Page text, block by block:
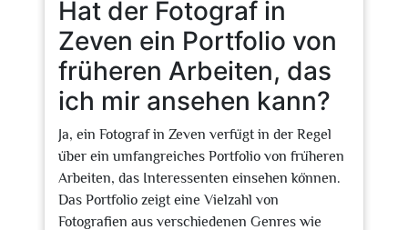
Hat der Fotograf in
Zeven ein Portfolio von
früheren Arbeiten, das
ich mir ansehen kann?
Ja, ein Fotograf in Zeven verfügt in der Regel
über ein umfangreiches Portfolio von früheren
Arbeiten, das Interessenten einsehen können.
Das Portfolio zeigt eine Vielzahl von
Fotografien aus verschiedenen Genres wie